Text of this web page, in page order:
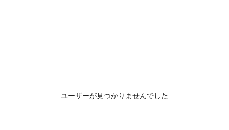
ユーザーが見つかりませんでした